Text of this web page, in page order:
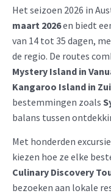
Het seizoen 2026 in
maart 2026en biedt
van 14 tot 35 dagen,
de regio. De routes
Mystery Island in
Kangaroo Island in
bestemmingen zoals
balans tussen
Met honderden
kiezen hoe ze elke
Culinary Discovery
bezoeken aan lokale